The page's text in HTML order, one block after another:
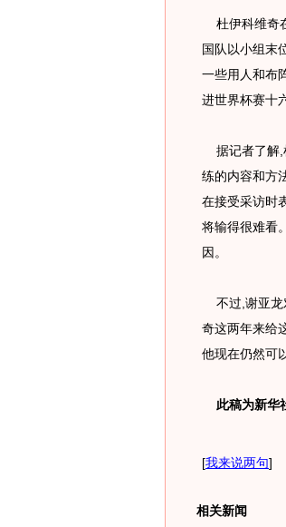
杜伊科维奇
国队以小组末
一些用人和布
进世界杯赛十
据记者了解,
练的内容和方
在接受采访时
将输得很难看
因。
不过,谢亚龙
奇这两年来给
他现在仍然可
此稿为新华
[我来说两句]
相关新闻